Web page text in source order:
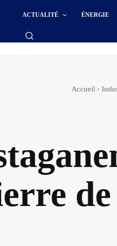
ACTUALITÉ ÉNERGIE
Accueil